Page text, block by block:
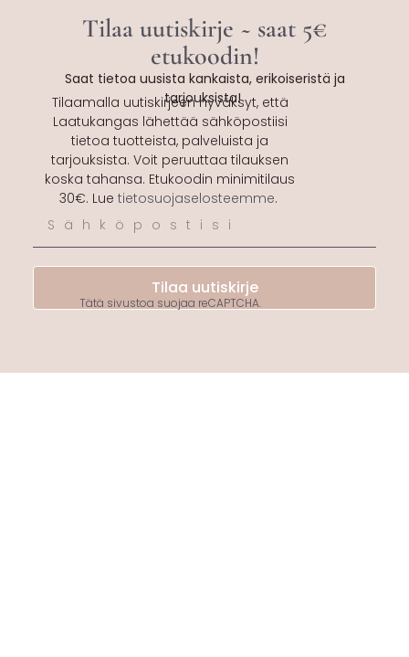
Tilaa uutiskirje ~ saat 5€
etukoodin!
Saat tietoa uusista kankaista, erikoiseristä ja
tarjouksista!
Tilaamalla uutiskirjeen hyväksyt, että
Laatukangas lähettää sähköpostiisi
tietoa tuotteista, palveluista ja
tarjouksista. Voit peruuttaa tilauksen
koska tahansa. Etukoodin minimitilaus
30€. Lue tietosuojaselosteemme.
Tilaa uutiskirje
Tätä sivustoa suojaa reCAPTCHA.